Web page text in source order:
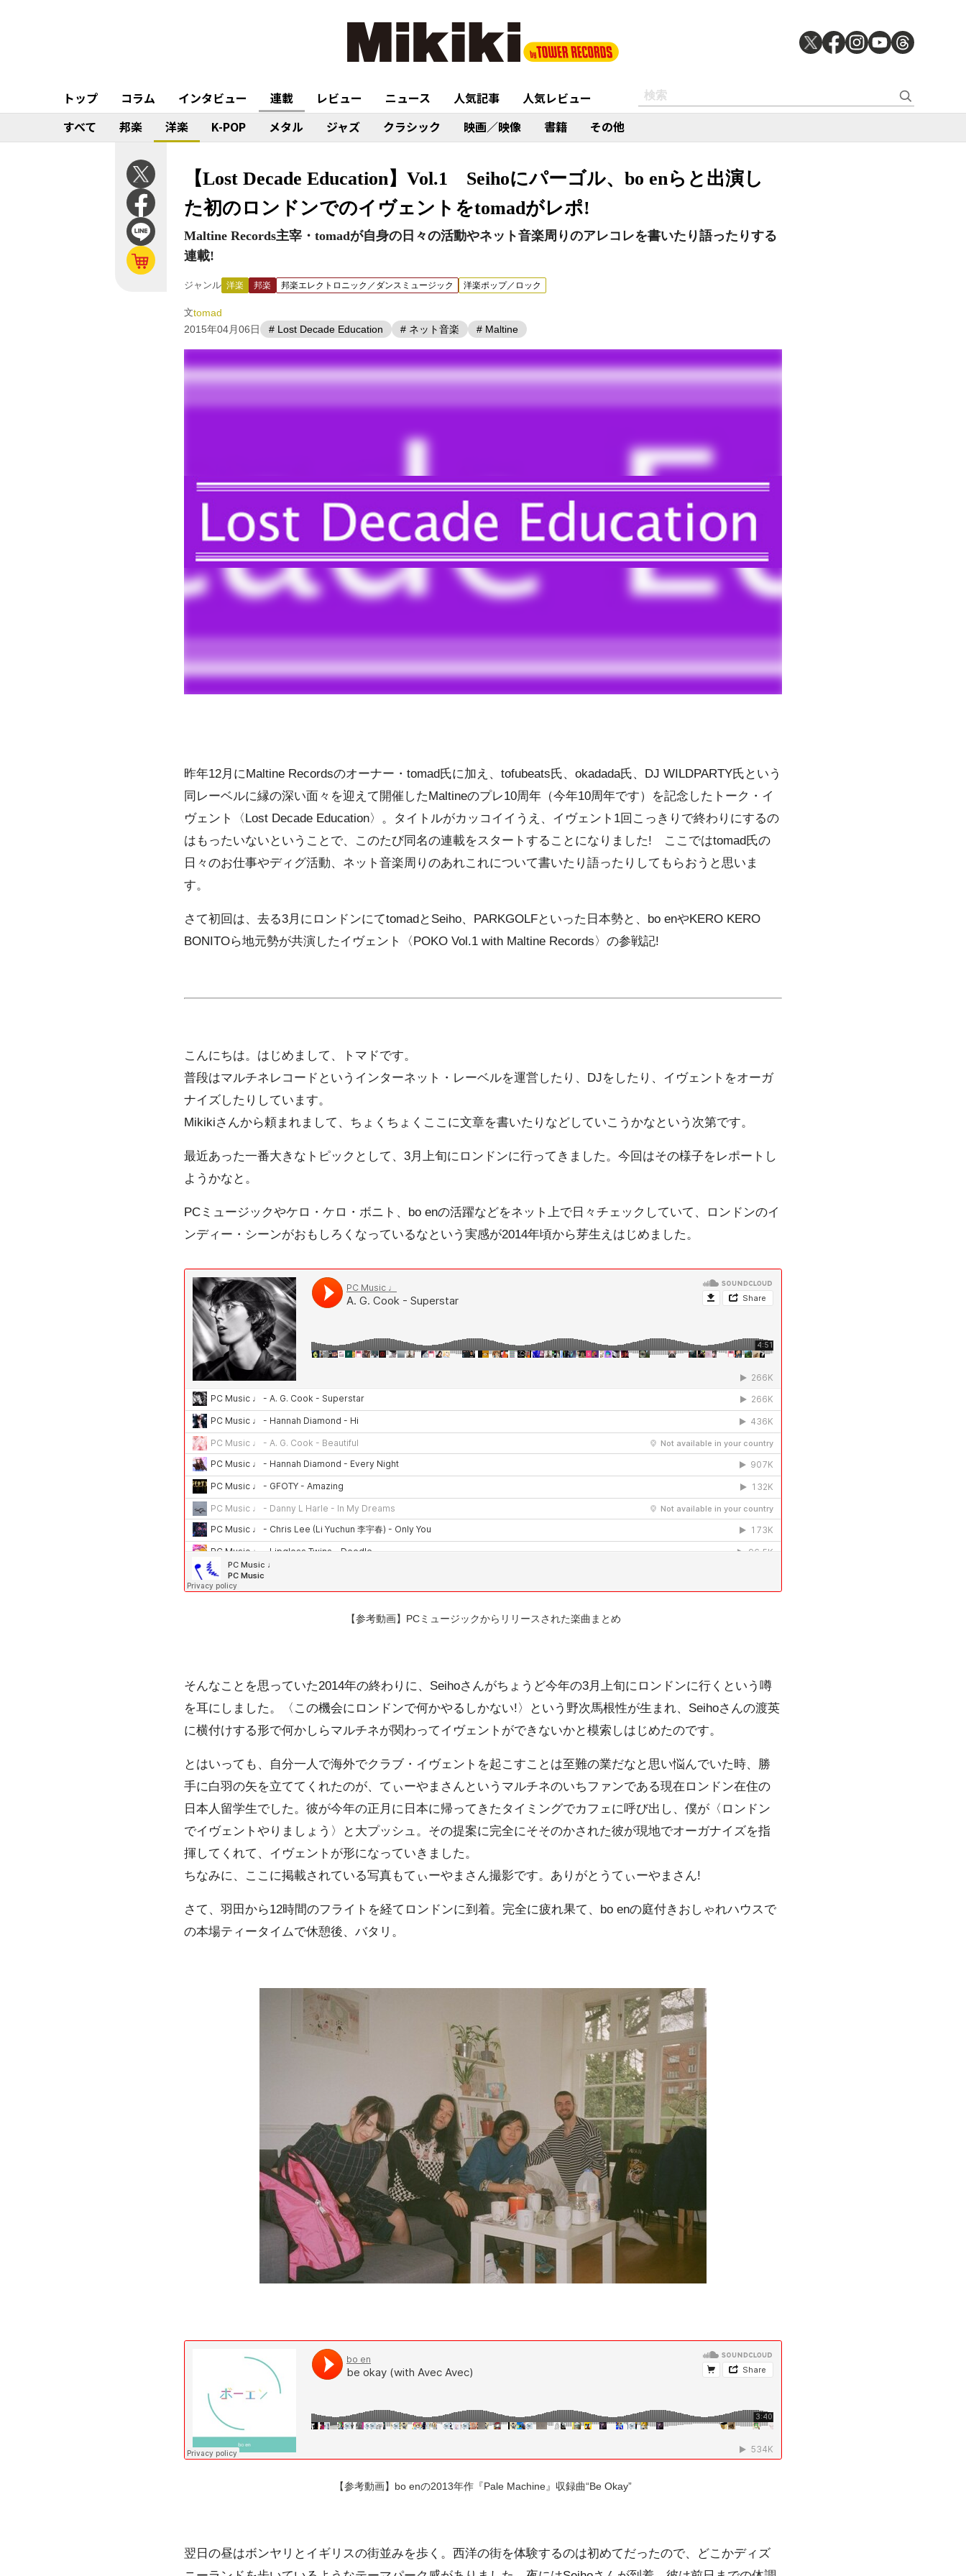
トップ コラム インタビュー 連載 レビュー ニュース 人気記事
人気レビュー
すべて
邦楽 洋楽 K-POP メタル ジャズ クラシック 映画／映像 書籍 その他
【Lost Decade Education】Vol.1 Seihoにパーゴル、bo enらと出演し
た初のロンドンでのイヴェントをtomadがレポ!
Maltine Records主宰・tomadが自身の日々の活動やネット音楽周りのアレコレを書いたり語ったりする
連載!
ジャンル 洋楽 邦楽 邦楽エレクトロニック／ダンスミュージック 洋楽ポップ／ロック
文tomad
2015年04月06日
# Lost Decade Education # ネット音楽 # Maltine
昨年12月にMaltine Recordsのオーナー・ tomad氏に加え、 tofubeats氏、 okadada氏、 DJ WILDPARTY氏という
同レーベルに縁の深い面々を迎えて開催したMaltineのプレ10周年（今年10周年です）を記念したトーク・イ
ヴェント〈Lost Decade Education〉。タイトルがカッコイイうえ、イヴェント1回こっきりで終わりにするの
はもったいないということで、このたび同名の連載をスタートすることになりました! ここではtomad氏の
日々のお仕事やディグ活動、ネット音楽周りのあれこれについて書いたり語ったりしてもらおうと思いま
す。
さて初回は、去る3月にロンドンにてtomadと Seiho、 PARKGOLFといった日本勢と、 bo enやKERO KERO
BONITOら地元勢が共演したイヴェント〈POKO Vol.1 with Maltine Records〉の参戦記!
こんにちは。はじめまして、トマドです。
普段はマルチネレコードというインターネット・レーベルを運営したり、DJをしたり、イヴェントをオーガ
ナイズしたりしています。
Mikikiさんから頼まれまして、ちょくちょくここに文章を書いたりなどしていこうかなという次第です。
最近あった一番大きなトピックとして、3月上旬にロンドンに行ってきました。今回はその様子をレポートし
ようかなと。
PCミュージックやケロ・ケロ・ボニト 、 bo enの活躍などをネット上で日々チェックしていて、ロンドンのイ
ンディー・シーンがおもしろくなっているなという実感が2014年頃から芽生えはじめました。
【参考動画】PCミュージックからリリースされた楽曲まとめ
そんなことを思っていた2014年の終わりに、Seihoさんがちょうど今年の3月上旬にロンドンに行くという噂
を耳にしました。〈この機会にロンドンで何かやるしかない!〉という野次馬根性が生まれ、Seihoさんの渡英
に横付けする形で何かしらマルチネが関わってイヴェントができないかと模索しはじめたのです。
とはいっても、自分一人で海外でクラブ・イヴェントを起こすことは至難の業だなと思い悩んでいた時、勝
手に白羽の矢を立ててくれたのが、てぃーやまさんというマルチネのいちファンである現在ロンドン在住の
日本人留学生でした。彼が今年の正月に日本に帰ってきたタイミングでカフェに呼び出し、僕が〈ロンドン
でイヴェントやりましょう〉と大プッシュ。その提案に完全にそそのかされた彼が現地でオーガナイズを指
揮してくれて、イヴェントが形になっていきました。
ちなみに、ここに掲載されている写真もてぃーやまさん撮影です。ありがとうてぃーやまさん!
さて、羽田から12時間のフライトを経てロンドンに到着。完全に疲れ果て、bo enの庭付きおしゃれハウスで
の本場ティータイムで休憩後、バタリ。
【参考動画】bo enの2013年作『Pale Machine』収録曲“Be Okay”
翌日の昼はボンヤリとイギリスの街並みを歩く。西洋の街を体験するのは初めてだったので、どこかディズ